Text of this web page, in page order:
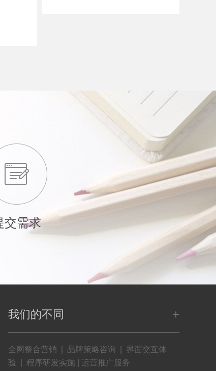
交需求
我们的不同 +
全网整合营销 | 品牌策略咨询 | 界面交互体
验 | 程序研发实施 | 运营推广服务